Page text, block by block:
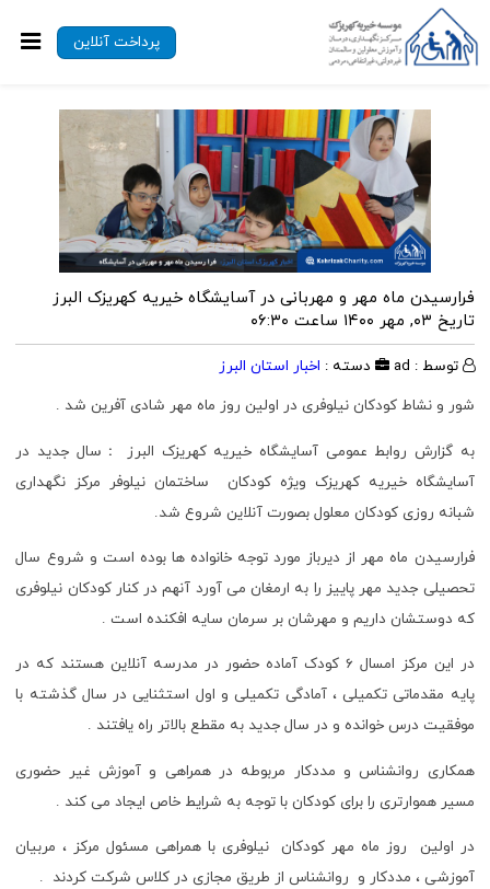
پرداخت آنلاین
فرارسیدن ماه مهر و مهربانی در آسایشگاه خیریه کهریزک البرز
تاریخ ۰۳, مهر ۱۴۰۰ ساعت ۰۶:۳۰
توسط : ad دسته : اخبار استان البرز
شور و نشاط کودکان نیلوفری در اولین روز ماه مهر شادی آفرین شد .
به گزارش روابط عمومی آسایشگاه خیریه کهریزک البرز : سال جدید در
آسایشگاه خیریه کهریزک ویژه کودکان ساختمان نیلوفر مرکز نگهداری
شبانه روزی کودکان معلول بصورت آنلاین شروع شد.
فرارسیدن ماه مهر از دیرباز مورد توجه خانواده ها بوده است و شروع سال
تحصیلی جدید مهر پاییز را به ارمغان می آورد آنهم در کنار کودکان نیلوفری
که دوستشان داریم و مهرشان بر سرمان سایه افکنده است .
در این مرکز امسال 6 کودک آماده حضور در مدرسه آنلاین هستند که در
پایه مقدماتی تکمیلی ، آمادگی تکمیلی و اول استثنایی در سال گذشته با
موفقیت درس خوانده و در سال جدید به مقطع بالاتر راه یافتند .
همکاری روانشناس و مددکار مربوطه در همراهی و آموزش غیر حضوری
مسیر هموارتری را برای کودکان با توجه به شرایط خاص ایجاد می کند .
در اولین روز ماه مهر کودکان نیلوفری با همراهی مسئول مرکز ، مربیان
آموزشی ، مددکار و روانشناس از طریق مجازی در کلاس شرکت کردند .